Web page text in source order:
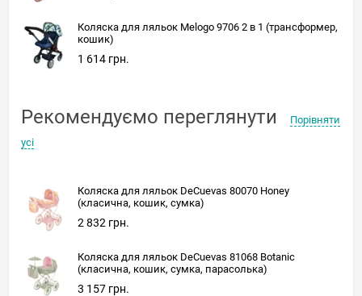
Коляска для ляльок Melogo 9706 2 в 1 (трансформер,
кошик)
1 614 грн.
Рекомендуємо переглянути
Порівняти
усі
Коляска для ляльок DeCuevas 80070 Honey
(класична, кошик, сумка)
2 832 грн.
Коляска для ляльок DeCuevas 81068 Botanic
(класична, кошик, сумка, парасолька)
3 157 грн.